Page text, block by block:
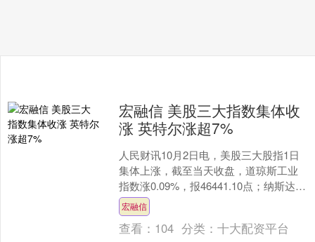
宏融信 美股三大指数集体收
涨 英特尔涨超7%
人民财讯10月2日电，美股三大股指1日
集体上涨，截至当天收盘，道琼斯工业
指数涨0.09%，报46441.10点；纳斯达克
指数涨0.42%，报22755.6点；标....
宏融信
查看： 104 分类：十大配资平台